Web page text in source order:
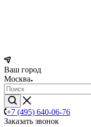
Ваш город
Москва
+7 (495) 640-06-76
Заказать звонок